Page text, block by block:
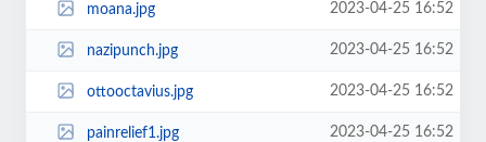
moana.jpg 2023-04-25 16:52
nazipunch.jpg 2023-04-25 16:52
ottooctavius.jpg 2023-04-25 16:52
painrelief1.jpg 2023-04-25 16:52